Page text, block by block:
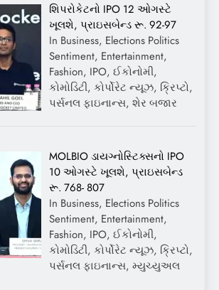
શિપરોકેટનો IPO 12 ઓગસ્ટે
ખૂલશે, પ્રાઇસબેન્ડ રૂ. 92-97
In Business, Elections Politics
Sentiment, Entertainment,
Fashion, IPO, ઈકોનોમી,
કોમોડિટી, કોર્પોરેટ ન્યૂઝ, ક્રિપ્ટો,
પર્સનલ ફાઇનાન્સ, શેર બજાર
MOLBIO ડાયગ્નોસ્ટિક્સનો IPO
10 ઓગસ્ટે ખૂલશે, પ્રાઇસબેન્ડ
રૂ. 768- 807
In Business, Elections Politics
Sentiment, Entertainment,
Fashion, IPO, ઈકોનોમી,
કોમોડિટી, કોર્પોરેટ ન્યૂઝ, ક્રિપ્ટો,
પર્સનલ ફાઇનાન્સ, મ્યુચ્યુઅલ